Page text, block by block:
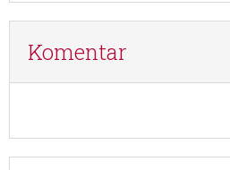
Komentar